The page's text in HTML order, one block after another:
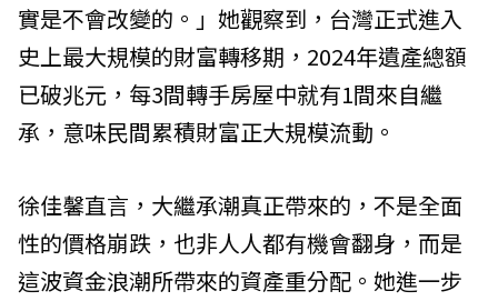
實是不會改變的。」她觀察到，台灣正式進入
史上最大規模的財富轉移期，2024年遺產總額
已破兆元，每3間轉手房屋中就有1間來自繼
承，意味民間累積財富正大規模流動。
徐佳馨直言，大繼承潮真正帶來的，不是全面
性的價格崩跌，也非人人都有機會翻身，而是
這波資金浪潮所帶來的資產重分配。她進一步